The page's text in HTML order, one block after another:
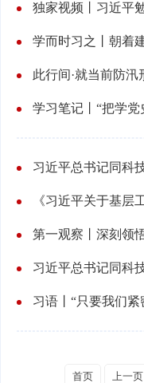
独家视频丨习近平
学而时习之丨朝着
此行间·就当前防
学习笔记丨“把学
习近平总书记同科
《习近平关于基层
第一观察丨深刻领
习近平总书记同科
习语丨“只要我们
首页 上一页